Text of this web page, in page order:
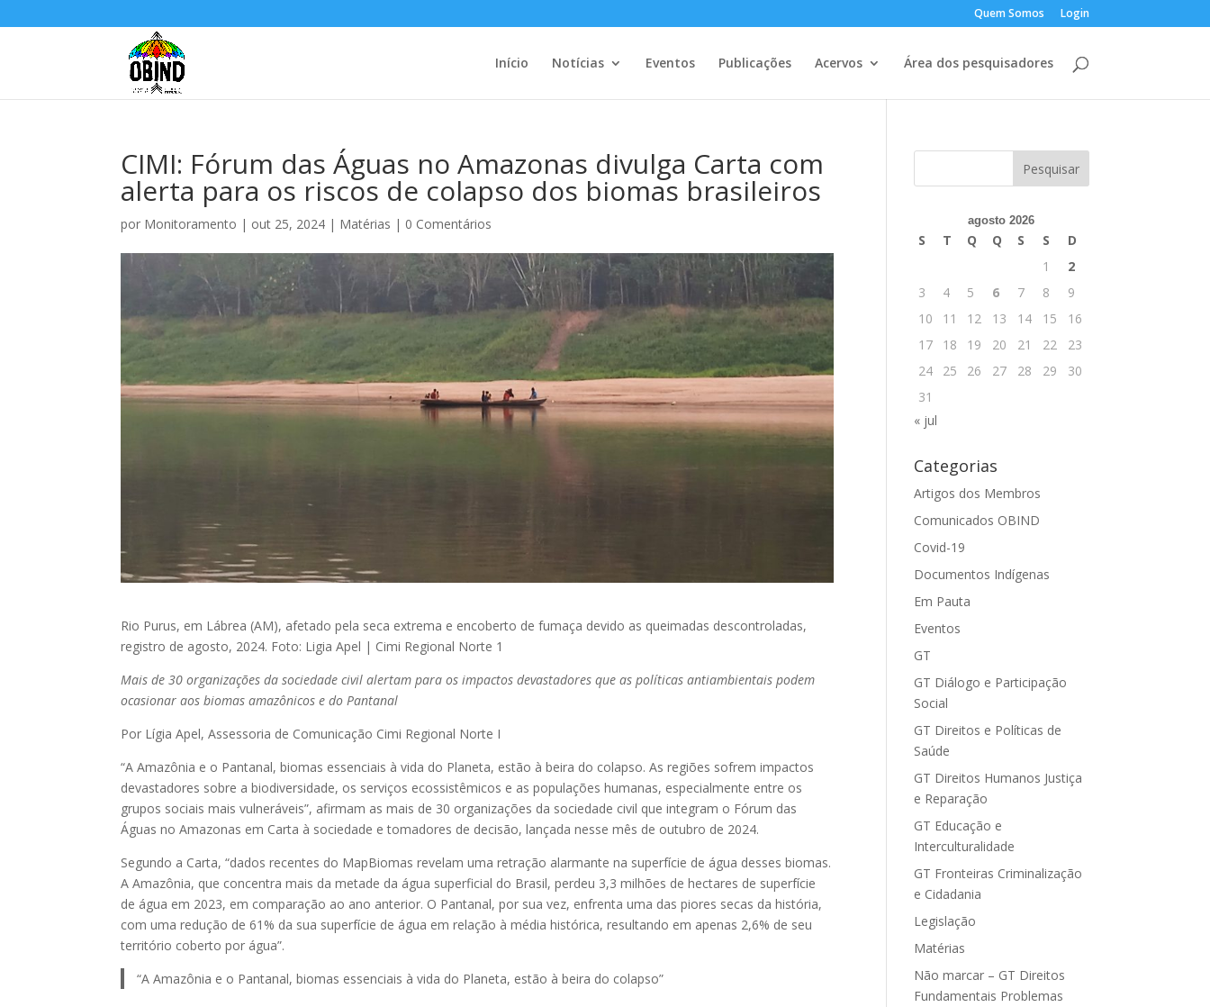
Quem Somos Login
Início Notícias Eventos Publicações Acervos Área dos pesquisadores
CIMI: Fórum das Águas no Amazonas divulga Carta com
alerta para os riscos de colapso dos biomas brasileiros
por Monitoramento | out 25, 2024 | Matérias | 0 Comentários
Rio Purus, em Lábrea (AM), afetado pela seca extrema e encoberto de fumaça devido as queimadas descontroladas,
registro de agosto, 2024. Foto: Ligia Apel | Cimi Regional Norte 1
Mais de 30 organizações da sociedade civil alertam para os impactos devastadores que as políticas antiambientais podem
ocasionar aos biomas amazônicos e do Pantanal
Por Lígia Apel, Assessoria de Comunicação Cimi Regional Norte I
“A Amazônia e o Pantanal, biomas essenciais à vida do Planeta, estão à beira do colapso. As regiões sofrem impactos
devastadores sobre a biodiversidade, os serviços ecossistêmicos e as populações humanas, especialmente entre os
grupos sociais mais vulneráveis”, afirmam as mais de 30 organizações da sociedade civil que integram o Fórum das
Águas no Amazonas em Carta à sociedade e tomadores de decisão, lançada nesse mês de outubro de 2024.
Segundo a Carta, “dados recentes do MapBiomas revelam uma retração alarmante na superfície de água desses biomas.
A Amazônia, que concentra mais da metade da água superficial do Brasil, perdeu 3,3 milhões de hectares de superfície
de água em 2023, em comparação ao ano anterior. O Pantanal, por sua vez, enfrenta uma das piores secas da história,
com uma redução de 61% da sua superfície de água em relação à média histórica, resultando em apenas 2,6% de seu
território coberto por água”.
“A Amazônia e o Pantanal, biomas essenciais à vida do Planeta, estão à beira do colapso”
agosto 2026
S T Q Q S S
D
1
2
3
4 5 6 7 8
9
10
11 12 13 14 15
16
17
18 19 20 21 22
23
24
25 26 27 28 29
30
31
« jul
Categorias
Artigos dos Membros
Comunicados OBIND
Covid-19
Documentos Indígenas
Em Pauta
Eventos
GT
GT Diálogo e Participação
Social
GT Direitos e Políticas de
Saúde
GT Direitos Humanos Justiça
e Reparação
GT Educação e
Interculturalidade
GT Fronteiras Criminalização
e Cidadania
Legislação
Matérias
Não marcar – GT Direitos
Fundamentais Problemas